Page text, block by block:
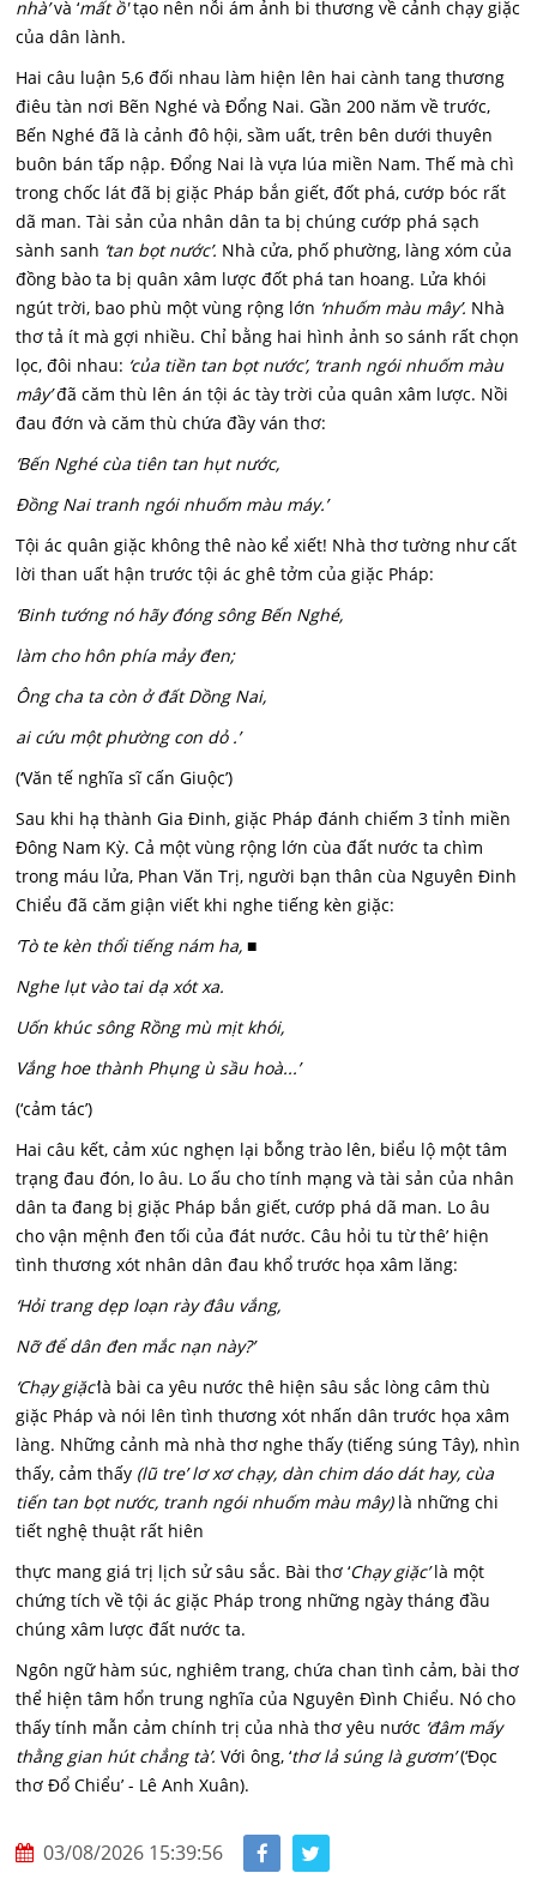
nhà’và ‘mất ồ'tạo nên nỗi ám ảnh bi thương về cảnh chạy giặc
của dân lành.
Hai câu luận 5,6 đối nhau làm hiện lên hai cành tang thương
điêu tàn nơi Bẽn Nghé và Đổng Nai. Gần 200 năm về trước,
Bến Nghé đã là cảnh đô hội, sầm uất, trên bên dưới thuyên
buôn bán tấp nập. Đổng Nai là vựa lúa miền Nam. Thế mà chì
trong chốc lát đã bị giặc Pháp bắn giết, đốt phá, cướp bóc rất
dã man. Tài sản của nhân dân ta bị chúng cướp phá sạch
sành sanh ‘tan bọt nước’. Nhà cửa, phố phường, làng xóm của
đồng bào ta bị quân xâm lược đốt phá tan hoang. Lửa khói
ngút trời, bao phù một vùng rộng lớn ‘nhuốm màu mây’. Nhà
thơ tả ít mà gợi nhiều. Chỉ bằng hai hình ảnh so sánh rất chọn
lọc, đôi nhau: ‘của tiền tan bọt nước’, ‘tranh ngói nhuốm màu
mây’đã căm thù lên án tội ác tày trời của quân xâm lược. Nồi
đau đớn và căm thù chứa đầy ván thơ:
‘Bến Nghé cùa tiên tan hụt nước,
Đồng Nai tranh ngói nhuốm màu máy.’
Tội ác quân giặc không thê nào kể xiết! Nhà thơ tường như cất
lời than uất hận trước tội ác ghê tởm của giặc Pháp:
‘Binh tướng nó hãy đóng sông Bến Nghé,
làm cho hôn phía mảy đen;
Ông cha ta còn ở đất Dồng Nai,
ai cứu một phường con dỏ .’
(‘Văn tế nghĩa sĩ cấn Giuộc’)
Sau khi hạ thành Gia Đinh, giặc Pháp đánh chiếm 3 tỉnh miền
Đông Nam Kỳ. Cả một vùng rộng lớn cùa đất nước ta chìm
trong máu lửa, Phan Văn Trị, người bạn thân cùa Nguyên Đinh
Chiểu đã căm giận viết khi nghe tiếng kèn giặc:
‘Tò te kèn thổi tiếng nám ha, ■
Nghe lụt vào tai dạ xót xa.
Uốn khúc sông Rồng mù mịt khói,
Vắng hoe thành Phụng ù sầu hoà...’
(‘cảm tác’)
Hai câu kết, cảm xúc nghẹn lại bỗng trào lên, biểu lộ một tâm
trạng đau đón, lo âu. Lo ấu cho tính mạng và tài sản của nhân
dân ta đang bị giặc Pháp bắn giết, cướp phá dã man. Lo âu
cho vận mệnh đen tối của đát nước. Câu hỏi tu từ thê’ hiện
tình thương xót nhân dân đau khổ trước họa xâm lăng:
‘Hỏi trang dẹp loạn rày đâu vắng,
Nỡ để dân đen mắc nạn này?’
‘Chạy giặc’là bài ca yêu nước thê hiện sâu sắc lòng câm thù
giặc Pháp và nói lên tình thương xót nhấn dân trước họa xâm
làng. Những cảnh mà nhà thơ nghe thấy (tiếng súng Tây), nhìn
thấy, cảm thấy (lũ tre’ lơ xơ chạy, dàn chim dáo dát hay, cùa
tiến tan bọt nước, tranh ngói nhuốm màu mây)là những chi
tiết nghệ thuật rất hiên
thực mang giá trị lịch sử sâu sắc. Bài thơ ‘Chạy giặc’là một
chứng tích về tội ác giặc Pháp trong những ngày tháng đầu
chúng xâm lược đất nước ta.
Ngôn ngữ hàm súc, nghiêm trang, chứa chan tình cảm, bài thơ
thể hiện tâm hổn trung nghĩa của Nguyên Đình Chiểu. Nó cho
thấy tính mẫn cảm chính trị của nhà thơ yêu nước ‘đâm mấy
thằng gian hút chẳng tà’. Với ông, ‘thơ lả súng là gươm’(‘Đọc
thơ Đổ Chiểu’ - Lê Anh Xuân).
03/08/2026 15:39:56